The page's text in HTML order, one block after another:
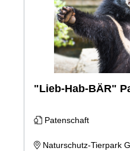
"Lieb-Hab-BÄR"
Patenschaft
Naturschutz-Tierpark